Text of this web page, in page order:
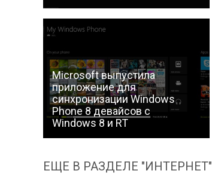
Microsoft выпустила
приложение для
синхронизации Windows
Phone 8 девайсов с
Windows 8 и RT
ЕЩЕ В РАЗДЕЛЕ "ИНТЕРНЕТ"